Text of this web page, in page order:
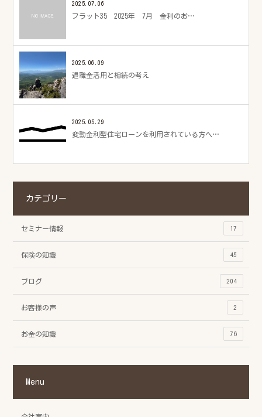
2025.07.06
フラット35 2025年 7月 金利のお…
2025.06.09
退職金活用と相続の考え
2025.05.29
変動金利型住宅ローンを利用されている方へ…
カテゴリー
セミナー情報 17
保険の知識 45
ブログ 204
お客様の声 2
お金の知識 76
Menu